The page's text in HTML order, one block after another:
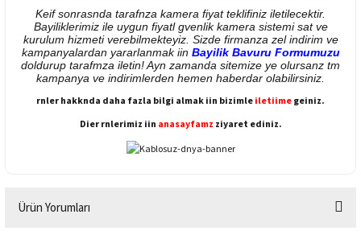
Keif sonrasnda tarafnza kamera fiyat teklifiniz iletilecektir.
Bayiliklerimiz ile uygun fiyatl gvenlik kamera sistemi sat ve
kurulum hizmeti verebilmekteyiz. Sizde firmanza zel indirim ve
kampanyalardan yararlanmak iin Bayilik Bavuru Formumuzu
doldurup tarafmza iletin! Ayn zamanda sitemize ye olursanz tm
kampanya ve indirimlerden hemen haberdar olabilirsiniz.
rnler hakknda daha fazla bilgi almak iin bizimle iletiime geiniz.
Dier rnlerimiz iin anasayfamz ziyaret ediniz.
Ürün Yorumları